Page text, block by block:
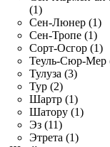
(1)
Сен-Люнер (1)
Сен-Тропе (1)
Сорт-Осгор (1)
Теуль-Сюр-Мер
Тулуза (3)
Тур (2)
Шартр (1)
Шатору (1)
Эз (11)
Этрета (1)